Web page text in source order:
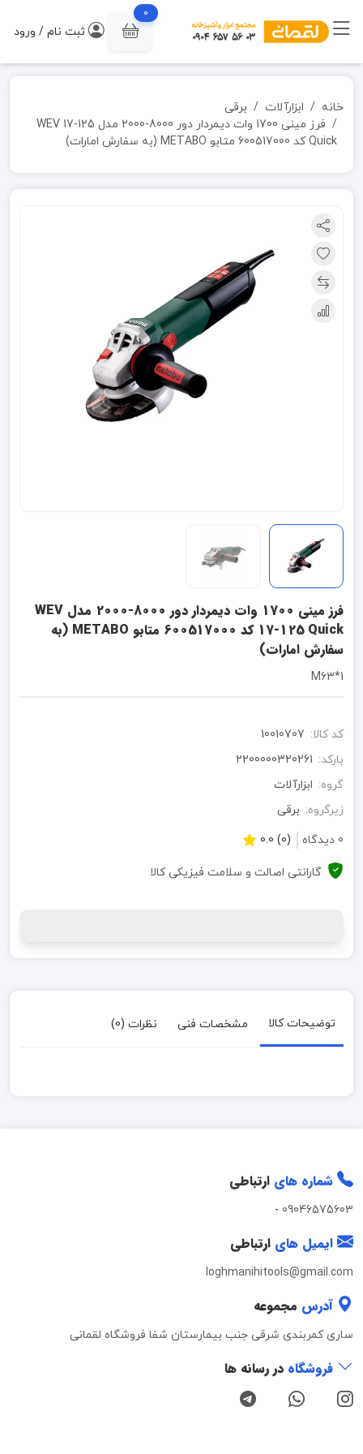
0
ثبت نام / ورود
خانه ابزارآلات
برقی
فرز مینی 1700 وات دیمردار دور 8000-2000 مدل WEV 17-125
Quick کد 600517000 متابو METABO (به سفارش امارات)
فرز مینی 1700 وات دیمردار دور 8000-2000 مدل WEV
17-125 Quick کد 600517000 متابو METABO (به
سفارش امارات)
1*M63
کد کالا: 10010707
بارکد: 2200000320261
گروه: ابزارآلات
زیرگروه: برقی
0 دیدگاه
(0) 0.0
گارانتی اصالت و سلامت فیزیکی کالا
توضیحات کالا مشخصات فنی نظرات (0)
شماره های ارتباطی
09046575603
-
ایمیل های ارتباطی
loghmanihitools@gmail.com
آدرس مجموعه
ساری کمربندی شرقی جنب بیمارستان شفا فروشگاه لقمانی
فروشگاه در رسانه ها